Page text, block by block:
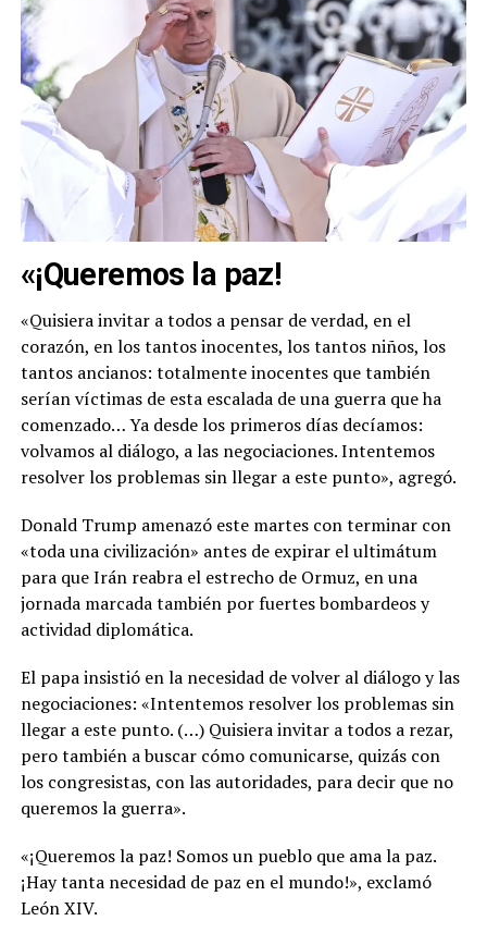
«¡Queremos la paz!
«Quisiera invitar a todos a pensar de verdad, en el
corazón, en los tantos inocentes, los tantos niños, los
tantos ancianos: totalmente inocentes que también
serían víctimas de esta escalada de una guerra que ha
comenzado… Ya desde los primeros días decíamos:
volvamos al diálogo, a las negociaciones. Intentemos
resolver los problemas sin llegar a este punto», agregó.
Donald Trump amenazó este martes con terminar con
«toda una civilización» antes de expirar el ultimátum
para que Irán reabra el estrecho de Ormuz, en una
jornada marcada también por fuertes bombardeos y
actividad diplomática.
El papa insistió en la necesidad de volver al diálogo y las
negociaciones: «Intentemos resolver los problemas sin
llegar a este punto. (…) Quisiera invitar a todos a rezar,
pero también a buscar cómo comunicarse, quizás con
los congresistas, con las autoridades, para decir que no
queremos la guerra».
«¡Queremos la paz! Somos un pueblo que ama la paz.
¡Hay tanta necesidad de paz en el mundo!», exclamó
León XIV.